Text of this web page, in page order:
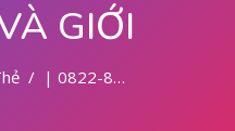
GIỚI
| 0822-8177-9727 DOKTER ABORSI DI MEDAN